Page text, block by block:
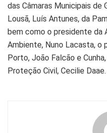
das Câmaras Municipais de
Lousã, Luís Antunes, da
bem como o presidente da
Ambiente, Nuno Lacasta, o
Porto, João Falcão e
Proteção Civil, Cecilie Daae.